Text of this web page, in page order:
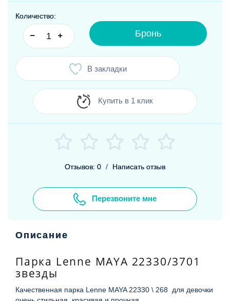
Количество:
Бронь
В закладки
Купить в 1 клик
Отзывов: 0 / Написать отзыв
Перезвоните мне
Описание
Парка Lenne MAYA 22330/3701
звезды
Качественная парка Lenne MAYA 22330 \ 268 для девочки